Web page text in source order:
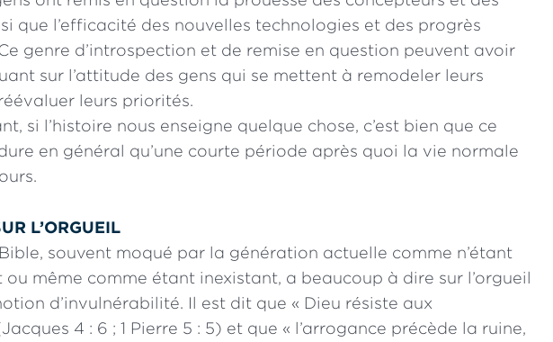
que l’efficacité des nouvelles technologies et des progrès
genre d’introspection et de remise en question peuvent avoir
sur l’attitude des gens qui se mettent à remodeler leurs
leurs priorités.
si l’histoire nous enseigne quelque chose, c’est bien que ce
en général qu’une courte période après quoi la vie normale
L’ORGUEIL
souvent moqué par la génération actuelle comme n’étant
même comme étant inexistant, a beaucoup à dire sur l’orgueil
d’invulnérabilité. Il est dit que « Dieu résiste aux
4 : 6 ; 1 Pierre 5 : 5) et que « l’arrogance précède la ruine,